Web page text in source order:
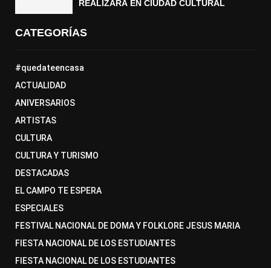
REALIZARÁ EN CIUDAD CULTURAL
CATEGORÍAS
#quedateencasa
ACTUALIDAD
ANIVERSARIOS
ARTISTAS
CULTURA
CULTURA Y TURISMO
DESTACADAS
EL CAMPO TE ESPERA
ESPECIALES
FESTIVAL NACIONAL DE DOMA Y FOLKLORE JESUS MARIA
FIESTA NACIONAL DE LOS ESTUDIANTES
FIESTA NACIONAL DE LOS ESTUDIANTES